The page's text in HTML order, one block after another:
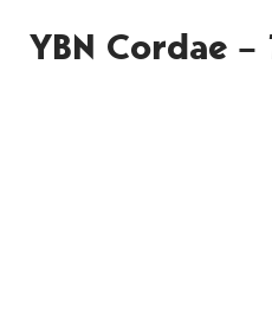
YBN Cordae –